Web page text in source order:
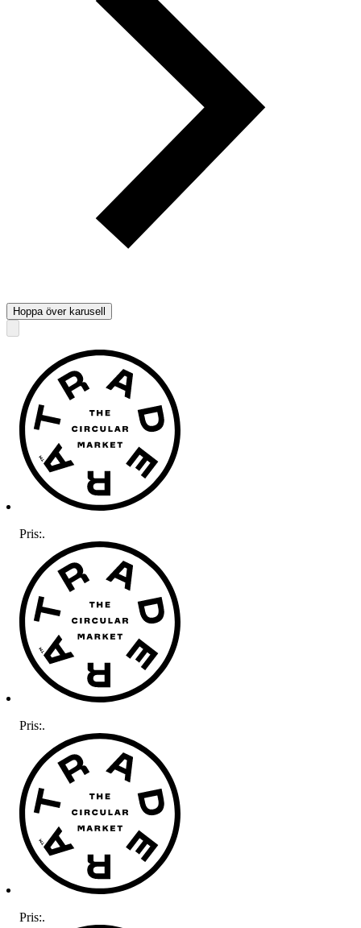
Hoppa över karusell
Pris:.
Pris:.
Pris:.